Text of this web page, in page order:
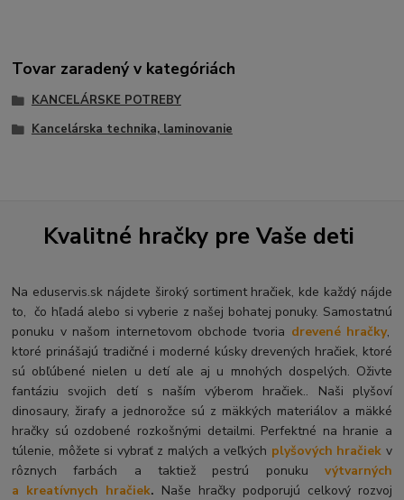
Tovar zaradený v kategóriách
KANCELÁRSKE POTREBY
Kancelárska technika, laminovanie
Kvalitné hračky pre Vaše deti
Na eduservis.sk nájdete široký sortiment hračiek, kde každý nájde
to, čo hľadá alebo si vyberie z našej bohatej ponuky. Samostatnú
ponuku v našom internetovom obchode tvoria drevené hračky,
ktoré prinášajú tradičné i moderné kúsky drevených hračiek, ktoré
sú obľúbené nielen u detí ale aj u mnohých dospelých. Oživte
fantáziu svojich detí s naším výberom hračiek.. Naši plyšoví
dinosaury, žirafy a jednorožce sú z mäkkých materiálov a mäkké
hračky sú ozdobené rozkošnými detailmi. Perfektné na hranie a
túlenie, môžete si vybrať z malých a veľkých plyšových hračiek v
rôznych farbách a taktiež pestrú ponuku výtvarných
a kreatívnych hračiek. Naše hračky podporujú celkový rozvoj